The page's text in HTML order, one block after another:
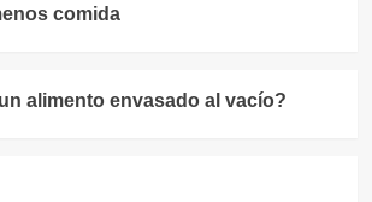
comida
alimento envasado al vacío?